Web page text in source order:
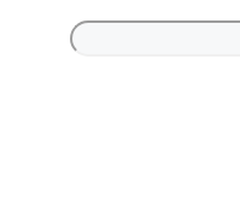
Rezept finden